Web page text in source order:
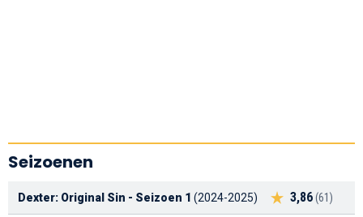
Seizoenen
3,86(61)
Dexter: Original Sin - Seizoen 1 (2024-2025)